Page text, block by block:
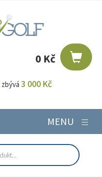
0 Kč
zbývá 3 000 Kč
MENU